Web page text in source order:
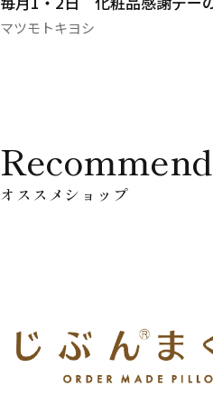
マツモトキヨシ
Recommend
オススメショップ